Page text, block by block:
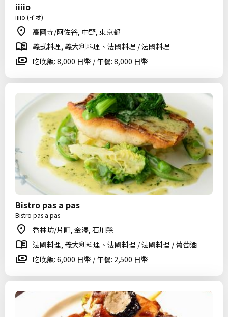
iiiio
iiiio (イオ)
高圓寺/阿佐谷, 中野, 東京都
義式料理, 義大利料理、法國料理 / 法國料理
吃晚飯: 8,000 日幣 / 午餐: 8,000 日幣
Bistro pas a pas
Bistro pas a pas
香林坊/片町, 金澤, 石川縣
法國料理, 義大利料理、法國料理 / 法國料理 / 葡萄酒
吃晚飯: 6,000 日幣 / 午餐: 2,500 日幣